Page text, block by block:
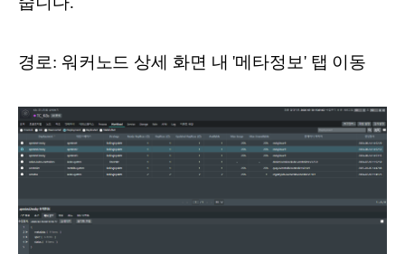
경로: 워커노드 상세 화면 내 '메타정보' 탭 이동